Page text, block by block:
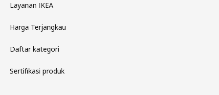
Layanan IKEA
Harga Terjangkau
Daftar kategori
Sertifikasi produk